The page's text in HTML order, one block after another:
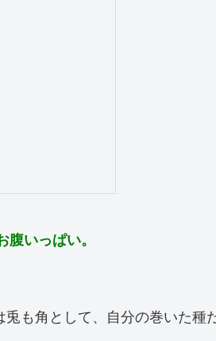
腹いっぱい。
兎も角として、自分の巻いた